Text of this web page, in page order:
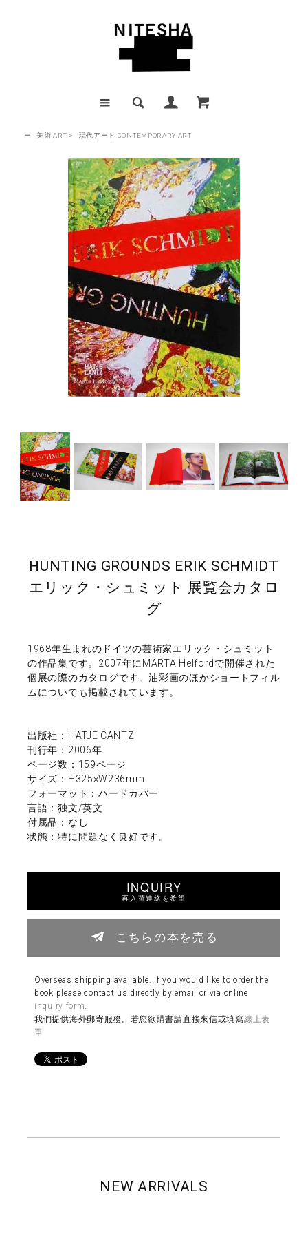
ー 美術 ART > 現代アート CONTEMPORARY ART
HUNTING GROUNDS ERIK SCHMIDT
エリック・シュミット 展覧会カタロ
グ
1968年生まれのドイツの芸術家エリック・シュミット
の作品集です。2007年にMARTA Helfordで開催された
個展の際のカタログです。油彩画のほかショートフィル
ムについても掲載されています。
出版社：HATJE CANTZ
刊行年：2006年
ページ数：159ページ
サイズ：H325×W236mm
フォーマット：ハードカバー
言語：独文/英文
付属品：なし
状態：特に問題なく良好です。
INQUIRY
再入荷連絡を希望
こちらの本を売る
Overseas shipping available. If you would like to order the
book please contact us directly by email or via online
inquiry form
我們提供海外郵寄服務。若您欲購書請直接來信或填寫線上表
單
NEW ARRIVALS